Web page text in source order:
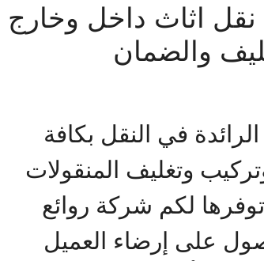
اثاث داخل وخارج
والضمان
في النقل بكافة
وتغليف المنقولات
لكم شركة روائع
على إرضاء العميل